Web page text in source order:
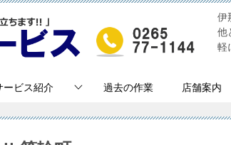
伊
他
軽
ービス紹介 過去の作業 店舗案内